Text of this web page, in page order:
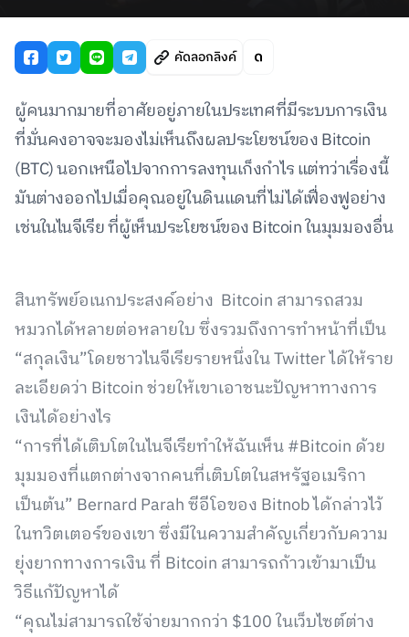
คัดลอกลิงค์
ผู้คนมากมายที่อาศัยอยู่ภายในประเทศที่มีระบบการเงิน
ที่มั่นคงอาจจะมองไม่เห็นถึงผลประโยชน์ของ Bitcoin
(BTC) นอกเหนือไปจากการลงทุนเก็งกำไร แต่ทว่าเรื่องนี้
มันต่างออกไปเมื่อคุณอยู่ในดินแดนที่ไม่ได้เฟื่องฟูอย่าง
เช่นในไนจีเรีย ที่ผู้เห็นประโยชน์ของ Bitcoin ในมุมมองอื่น
สินทรัพย์อเนกประสงค์อย่าง Bitcoin สามารถสวม
หมวกได้หลายต่อหลายใบ ซึ่งรวมถึงการทำหน้าที่เป็น
“สกุลเงิน”โดยชาวไนจีเรียรายหนึ่งใน Twitter ได้ให้ราย
ละเอียดว่า Bitcoin ช่วยให้เขาเอาชนะปัญหาทางการ
เงินได้อย่างไร
“การที่ได้เติบโตในไนจีเรียทำให้ฉันเห็น #Bitcoin ด้วย
มุมมองที่แตกต่างจากคนที่เติบโตในสหรัฐอเมริกา
เป็นต้น” Bernard Parah ซีอีโอของ Bitnob ได้กล่าวไว้
ในทวิตเตอร์ของเขา ซึ่งมีในความสำคัญเกี่ยวกับความ
ยุ่งยากทางการเงิน ที่ Bitcoin สามารถก้าวเข้ามาเป็น
วิธีแก้ปัญหาได้
“คุณไม่สามารถใช้จ่ายมากกว่า $100 ในเว็บไซต์ต่าง